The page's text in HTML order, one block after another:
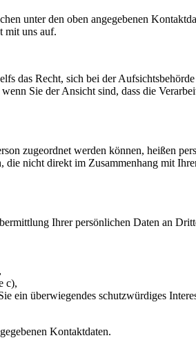
unter den oben angegebenen
mit uns auf.
das Recht, sich bei der
Sie der Ansicht sind, dass die
zugeordnet werden können, heißen
nicht direkt im Zusammenhang mit
Ihrer persönlichen Daten an
c),
ein überwiegendes schutzwürdiges
Kontaktdaten.